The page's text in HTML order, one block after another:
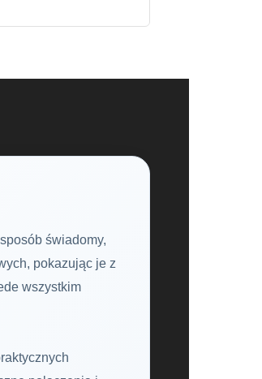
świadomy,
pokazując je z
wszystkim